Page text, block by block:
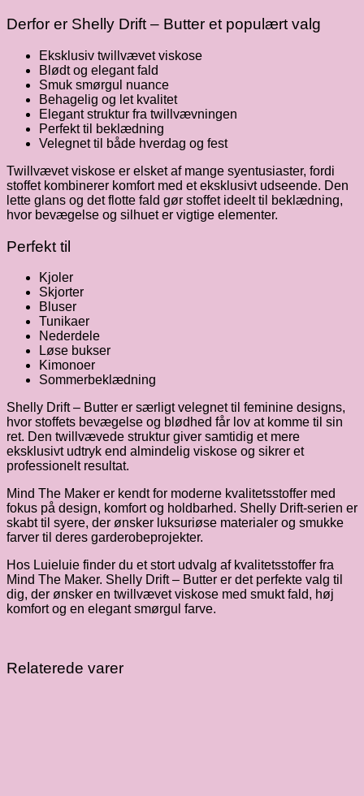
Derfor er Shelly Drift – Butter et populært valg
Eksklusiv twillvævet viskose
Blødt og elegant fald
Smuk smørgul nuance
Behagelig og let kvalitet
Elegant struktur fra twillvævningen
Perfekt til beklædning
Velegnet til både hverdag og fest
Twillvævet viskose er elsket af mange syentusiaster, fordi
stoffet kombinerer komfort med et eksklusivt udseende. Den
lette glans og det flotte fald gør stoffet ideelt til beklædning,
hvor bevægelse og silhuet er vigtige elementer.
Perfekt til
Kjoler
Skjorter
Bluser
Tunikaer
Nederdele
Løse bukser
Kimonoer
Sommerbeklædning
Shelly Drift – Butter er særligt velegnet til feminine designs,
hvor stoffets bevægelse og blødhed får lov at komme til sin
ret. Den twillvævede struktur giver samtidig et mere
eksklusivt udtryk end almindelig viskose og sikrer et
professionelt resultat.
Mind The Maker er kendt for moderne kvalitetsstoffer med
fokus på design, komfort og holdbarhed. Shelly Drift-serien er
skabt til syere, der ønsker luksuriøse materialer og smukke
farver til deres garderobeprojekter.
Hos Luieluie finder du et stort udvalg af kvalitetsstoffer fra
Mind The Maker. Shelly Drift – Butter er det perfekte valg til
dig, der ønsker en twillvævet viskose med smukt fald, høj
komfort og en elegant smørgul farve.
Relaterede varer